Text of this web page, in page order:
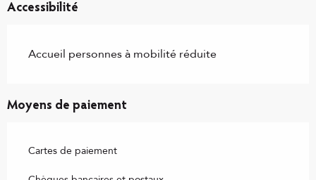
Accessibilité
Accueil personnes à mobilité réduite
Moyens de paiement
Cartes de paiement